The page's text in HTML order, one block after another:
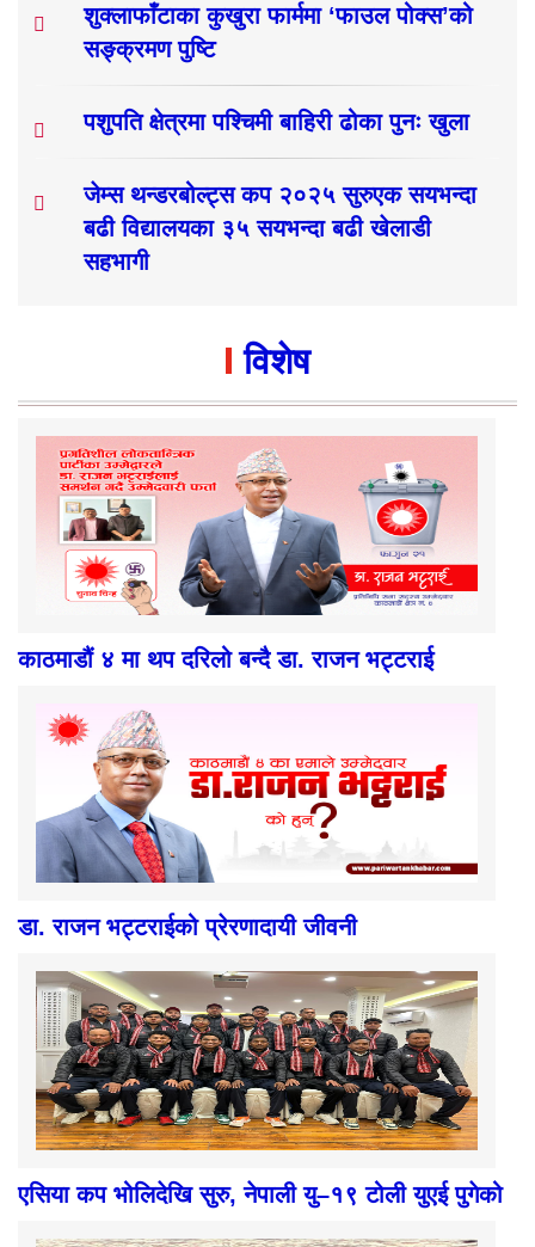
शुक्लाफाँटाका कुखुरा फार्ममा ‘फाउल पोक्स’को
सङ्क्रमण पुष्टि
पशुपति क्षेत्रमा पश्चिमी बाहिरी ढोका पुनः खुला
जेम्स थन्डरबोल्ट्स कप २०२५ सुरुएक सयभन्दा
बढी विद्यालयका ३५ सयभन्दा बढी खेलाडी
सहभागी
विशेष
काठमाडौं ४ मा थप दरिलो बन्दै डा. राजन भट्टराई
डा. राजन भट्टराईको प्रेरणादायी जीवनी
एसिया कप भोलिदेखि सुरु, नेपाली यु–१९ टोली युएई पुगेको